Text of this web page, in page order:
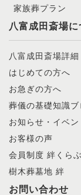
家族葬プラン
八富成田斎場
八富成田斎場詳細
はじめての方へ
お急ぎの方へ
葬儀の基礎知識ブ
お知らせ・イベン
お客様の声
会員制度 絆くらぶ
樹木葬墓地 絆
お問い合わせ